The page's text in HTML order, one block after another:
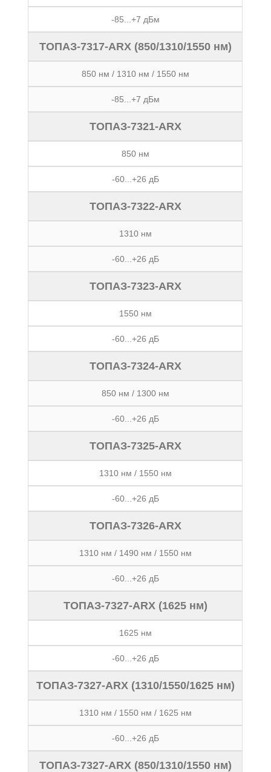
-85...+7 дБм
ТОПАЗ-7317-ARX (850/1310/1550 нм)
850 нм / 1310 нм / 1550 нм
-85...+7 дБм
ТОПАЗ-7321-ARX
850 нм
-60...+26 дБ
ТОПАЗ-7322-ARX
1310 нм
-60...+26 дБ
ТОПАЗ-7323-ARX
1550 нм
-60...+26 дБ
ТОПАЗ-7324-ARX
850 нм / 1300 нм
-60...+26 дБ
ТОПАЗ-7325-ARX
1310 нм / 1550 нм
-60...+26 дБ
ТОПАЗ-7326-ARX
1310 нм / 1490 нм / 1550 нм
-60...+26 дБ
ТОПАЗ-7327-ARX (1625 нм)
1625 нм
-60...+26 дБ
ТОПАЗ-7327-ARX (1310/1550/1625 нм)
1310 нм / 1550 нм / 1625 нм
-60...+26 дБ
ТОПАЗ-7327-ARX (850/1310/1550 нм)